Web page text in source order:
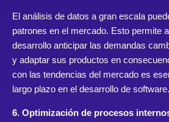
El análisis de datos a gran escala
patrones en el mercado. Esto permite
desarrollo anticipar las demandas
y adaptar sus productos en
con las tendencias del mercado es
largo plazo en el desarrollo de software.
6. Optimización de procesos